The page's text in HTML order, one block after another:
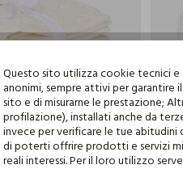
Questo sito utilizza cookie tecnici e
anonimi, sempre attivi per garantire
sito e di misurarne le prestazione;
profilazione), installati anche da
invece per verificare le tue abitudini
di poterti offrire prodotti e servizi
reali interessi. Per il loro utilizzo